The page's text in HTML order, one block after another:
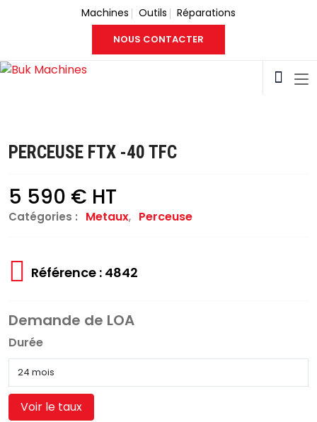
Machines Outils Réparations
NOUS CONTACTER
PERCEUSE FTX -40 TFC
5 590 € HT
Catégories : Metaux, Perceuse
Référence : 4842
Demande de LOA
Durée
Voir le taux